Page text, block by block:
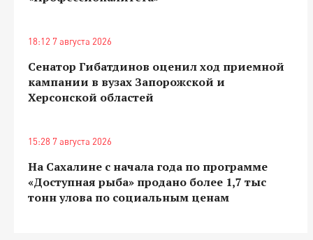
18:12 7 августа 2026
Сенатор Гибатдинов оценил ход приемной
кампании в вузах Запорожской и
Херсонской областей
15:28 7 августа 2026
На Сахалине с начала года по программе
«Доступная рыба» продано более 1,7 тыс
тонн улова по социальным ценам